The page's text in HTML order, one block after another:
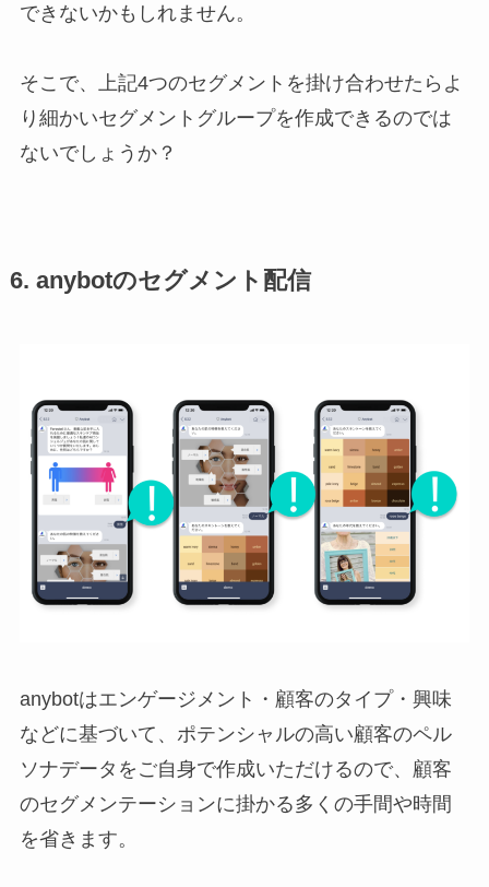
できないかもしれません。
そこで、上記4つのセグメントを掛け合わせたらよ
り細かいセグメントグループを作成できるのでは
ないでしょうか？
6. anybotのセグメント配信
anybotはエンゲージメント・顧客のタイプ・興味
などに基づいて、ポテンシャルの高い顧客のペル
ソナデータをご自身で作成いただけるので、顧客
のセグメンテーションに掛かる多くの手間や時間
を省きます。